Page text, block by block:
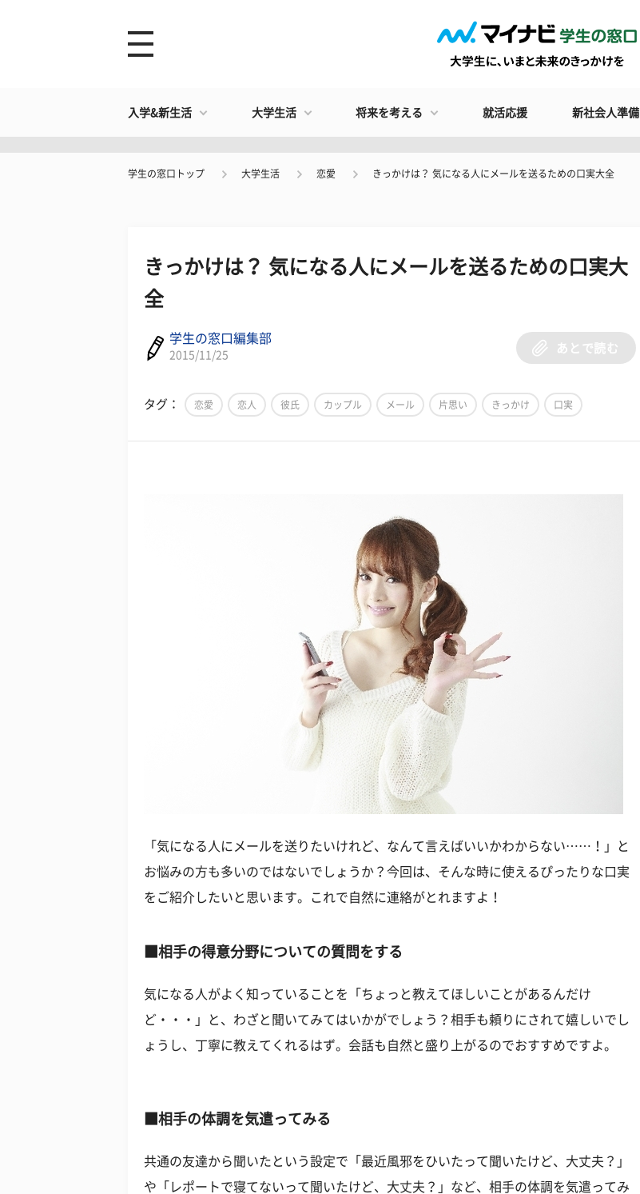
入学&新生活 大学生活 将来を考える 就活応援 新社会人準備
学生の窓口トップ 大学生活 恋愛 きっかけは？ 気になる人にメールを送るための口実大全
きっかけは？ 気になる人にメールを送るための口実大
全
学生の窓口編集部
2015/11/25
あとで読む
タグ： 恋愛 恋人 彼氏 カップル メール 片思い きっかけ 口実
「気になる人にメールを送りたいけれど、なんて言えばいいかわからない……！」と
お悩みの方も多いのではないでしょうか？今回は、そんな時に使えるぴったりな口実
をご紹介したいと思います。これで自然に連絡がとれますよ！
■相手の得意分野についての質問をする
気になる人がよく知っていることを「ちょっと教えてほしいことがあるんだけ
ど・・・」と、わざと聞いてみてはいかがでしょう？相手も頼りにされて嬉しいでし
ょうし、丁寧に教えてくれるはず。会話も自然と盛り上がるのでおすすめですよ。
■相手の体調を気遣ってみる
共通の友達から聞いたという設定で「最近風邪をひいたって聞いたけど、大丈夫？」
や「レポートで寝てないって聞いたけど、大丈夫？」など、相手の体調を気遣ってみ